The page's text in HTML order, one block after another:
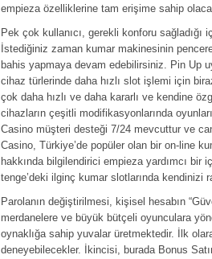
empieza özelliklerine tam erişime sahip
Pek çok kullanıcı, gerekli konforu
İstediğiniz zaman kumar makinesinin
bahis yapmaya devam edebilirsiniz. Pin Up
cihaz türlerinde daha hızlı slot işlemi için
çok daha hızlı ve daha kararlı ve kendine
cihazların çeşitli modifikasyonlarında
Casino müşteri desteği 7/24 mevcuttur ve
Casino, Türkiye’de popüler olan bir on-line
hakkında bilgilendirici empieza yardımcı bir
tenge’deki ilginç kumar slotlarında kendinizi
Parolanın değiştirilmesi, kişisel hesabın
merdanelere ve büyük bütçeli oyunculara
oynaklığa sahip yuvalar üretmektedir. İlk
deneyebilecekler. İkincisi, burada Bonus